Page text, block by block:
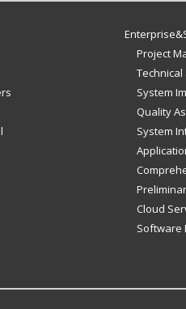
Project
System
Quality
System
Cloud
Software